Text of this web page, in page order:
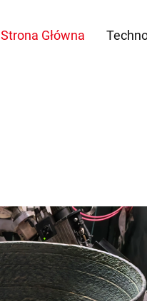
Strona Główna